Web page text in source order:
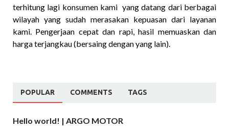
terhitung lagi konsumen kami yang datang dari berbagai
wilayah yang sudah merasakan kepuasan dari layanan
kami. Pengerjaan cepat dan rapi, hasil memuaskan dan
harga terjangkau (bersaing dengan yang lain).
POPULAR COMMENTS TAGS
Hello world! | ARGO MOTOR